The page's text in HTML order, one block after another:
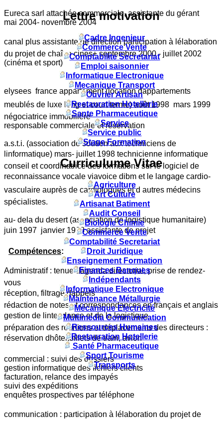
Eureca sarl attachée commerciale, assistante du gérant
mai 2004- novembre 2004
canal plus assistante de direction participation à lélaboration
du projet de chaîne cines+ septembre 2000 - juillet 2002
(cinéma et sport)
elysees  france appartement (location dappartements
meublés de luxe long et court terme) août 1998  mars 1999
négociatrice immobilière
responsable commerciale et réservation
a.s.t.i. (association de soutien aux techniciens de
linformatique) mars- juillet 1998 technicienne informatique
conseil et coordinatrice des formations sur le logiciel de
reconnaissance vocale viavoice dibm et le langage cardio-
vasculaire auprès de cardiologues et d autres médecins
spécialistes.
au- dela du desert (association de logistique humanitaire)
juin 1997  janvier 1998 assistante de projet
Compétences:
Administratif : tenue dagenda directorial, prise de rendez-
vous
réception, filtrage dappels
rédaction de notes et correspondances en français et anglais
gestion de lintendance et de la logistique
préparation des réunions et déplacements des directeurs :
réservation dhôtel,billets de train, avion
commercial : suivi des dossiers
gestion informatique des fichiers clients
facturation, relance des impayés
suivi des expéditions
enquêtes prospectives par téléphone
communication : participation à lélaboration du projet de
Lettre motivation
Cadre Ingenieur
Commerce Vente
Comptabilite Secretariat
Emploi saisonnier
Informatique Electronique
Mecanique Transport
Ouvrier Artisan
Restauration Hotellerie
Sante Pharmaceutique
Service
Service public
Stage Formation
Curriculume Vitae
Agriculture
Art Culture
Artisanat Batiment
Audit Conseil
Biologie Chimie
Commerce Vente
Comptabilité Secretariat
Droit Juridique
Enseignement Formation
Finances Banques
Indépendants
Informatique Electronique
Maintenance Métallurgie
Mécanique Electricité
Multimedia Communication
Ressources Humaines
Restauration Hotellerie
Santé Pharmaceutique
Sport Tourisme
Transports